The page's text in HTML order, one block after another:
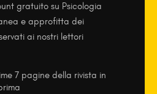
gratuito su Psicologia
e approfitta dei
ai nostri lettori
7 pagine della rivista in